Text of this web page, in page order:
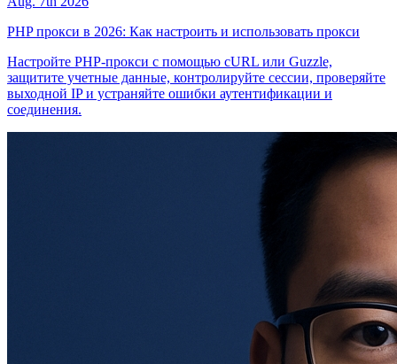
PHP прокси в 2026: Как настроить и использовать прокси
Настройте PHP-прокси с помощью cURL или Guzzle,
защитите учетные данные, контролируйте сессии, проверяйте
выходной IP и устраняйте ошибки аутентификации и
соединения.